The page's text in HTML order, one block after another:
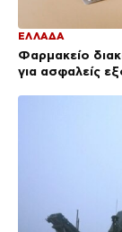
ΕΛΛΑΔΑ
Φαρμακείο
για ασφαλείς